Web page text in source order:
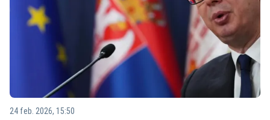
24 feb. 2026, 15:50